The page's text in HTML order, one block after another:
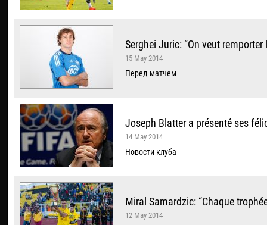
Serghei Juric: “On veut
15 May 2014
Перед матчем
Joseph Blatter a présenté ses
14 May 2014
Новости клуба
Miral Samardzic: “Chaque
12 May 2014